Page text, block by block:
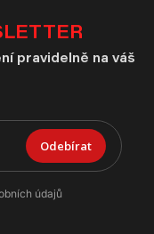
pravidelně na váš
Odebírat
údajů